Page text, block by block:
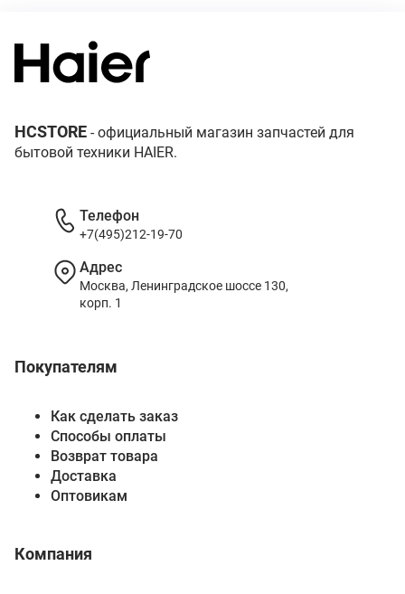
HCSTORE - официальный магазин запчастей для
бытовой техники HAIER.
Покупателям
Как сделать заказ
Способы оплаты
Возврат товара
Доставка
Оптовикам
Компания
Телефон
+7(495)212-19-70
Адрес
Москва, Ленинградское шоссе 130,
корп. 1